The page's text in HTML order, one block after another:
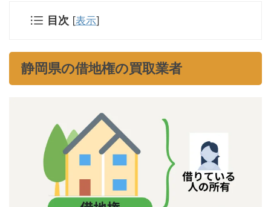
目次 [表示]
静岡県の借地権の買取業者